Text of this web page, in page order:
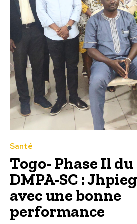
Santé
Togo- Phase Il
DMPA-SC :
avec une bonne
performance